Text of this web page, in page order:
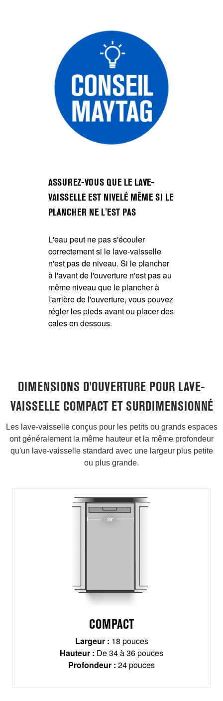
ASSUREZ-VOUS QUE LE LAVE-
VAISSELLE EST NIVELÉ MÊME SI LE
PLANCHER NE L'EST PAS
L'eau peut ne pas s'écouler
correctement si le lave-vaisselle
n'est pas de niveau. Si le plancher
à l'avant de l'ouverture n'est pas au
même niveau que le plancher à
l'arrière de l'ouverture, vous pouvez
régler les pieds avant ou placer des
cales en dessous.
DIMENSIONS D'OUVERTURE POUR LAVE-
VAISSELLE COMPACT ET SURDIMENSIONNÉ
Les lave-vaisselle conçus pour les petits ou grands espaces
ont généralement la même hauteur et la même profondeur
qu'un lave-vaisselle standard avec une largeur plus petite
ou plus grande.
COMPACT
Largeur : 18 pouces
Hauteur : De 34 à 36 pouces
Profondeur : 24 pouces